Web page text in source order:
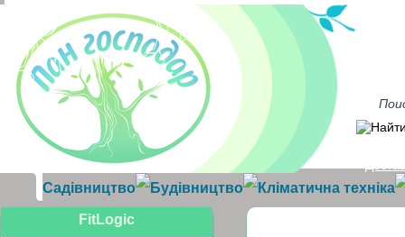
Садівництво Будівництво Кліматична техніка
FitLogic